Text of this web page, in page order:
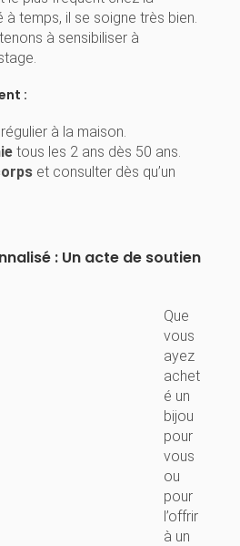
temps, il se soigne très bien.
à sensibiliser à
:
régulier à la maison.
tous les 2 ans dès 50 ans.
et consulter dès qu’un
: Un acte de soutien
Que
vous
ayez
achet
é un
bijou
pour
vous
ou
pour
l’offrir
à un